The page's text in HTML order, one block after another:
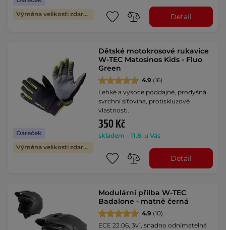
Výměna velikosti zdarma
Detail
Dáreček
Výměna velikosti zdarma
Dětské motokrosové rukavice
W-TEC Matosinos Kids - Fluo
Green
4.9 (16)
Lehké a vysoce poddajné, prodyšná
svrchní síťovina, protiskluzové
vlastnosti.
350 Kč
skladem – 11.8. u Vás
Detail
Modulární přilba W-TEC
Badalone - matně černá
4.9 (10)
ECE 22.06, 3v1, snadno odnímatelná